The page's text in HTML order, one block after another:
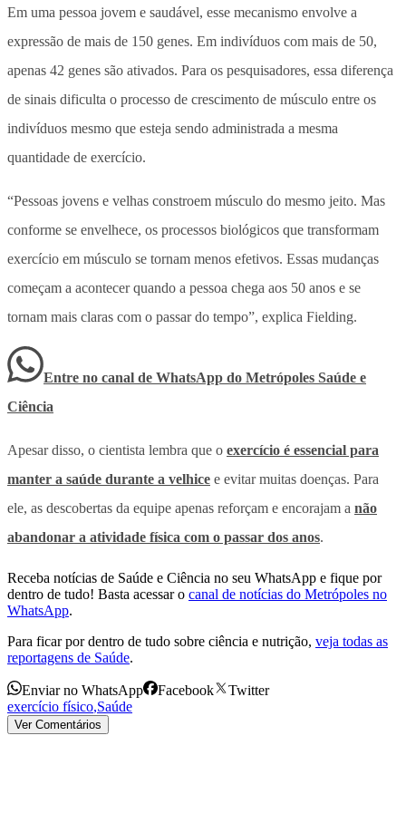
Em uma pessoa jovem e saudável, esse mecanismo envolve a
expressão de mais de 150 genes. Em indivíduos com mais de 50,
apenas 42 genes são ativados. Para os pesquisadores, essa diferença
de sinais dificulta o processo de crescimento de músculo entre os
indivíduos mesmo que esteja sendo administrada a mesma
quantidade de exercício.
“Pessoas jovens e velhas constroem músculo do mesmo jeito. Mas
conforme se envelhece, os processos biológicos que transformam
exercício em músculo se tornam menos efetivos. Essas mudanças
começam a acontecer quando a pessoa chega aos 50 anos e se
tornam mais claras com o passar do tempo”, explica Fielding.
Entre no canal de WhatsApp do Metrópoles Saúde e
Ciência
Apesar disso, o cientista lembra que o exercício é essencial para
manter a saúde durante a velhice e evitar muitas doenças. Para
ele, as descobertas da equipe apenas reforçam e encorajam a não
abandonar a atividade física com o passar dos anos.
Receba notícias de Saúde e Ciência no seu WhatsApp e fique por
dentro de tudo! Basta acessar o canal de notícias do Metrópoles no
WhatsApp.
Para ficar por dentro de tudo sobre ciência e nutrição, veja todas as
reportagens de Saúde.
Enviar no WhatsApp Facebook
Twitter
exercício físico,Saúde
Ver Comentários